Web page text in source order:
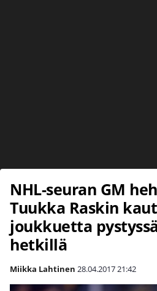
NHL-seuran GM
Tuukka Raskin
joukkuetta
hetkillä
Miikka Lahtinen 28.04.201721:42